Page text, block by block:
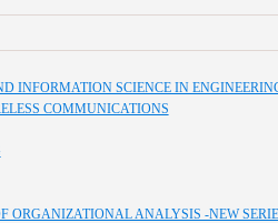
INFORMATION SCIENCE IN
COMMUNICATIONS
ORGANIZATIONAL ANALYSIS -NEW